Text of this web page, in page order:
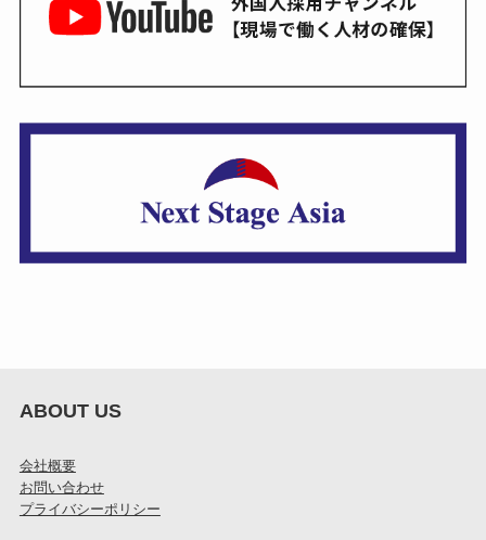
ABOUT US
会社概要
お問い合わせ
プライバシーポリシー